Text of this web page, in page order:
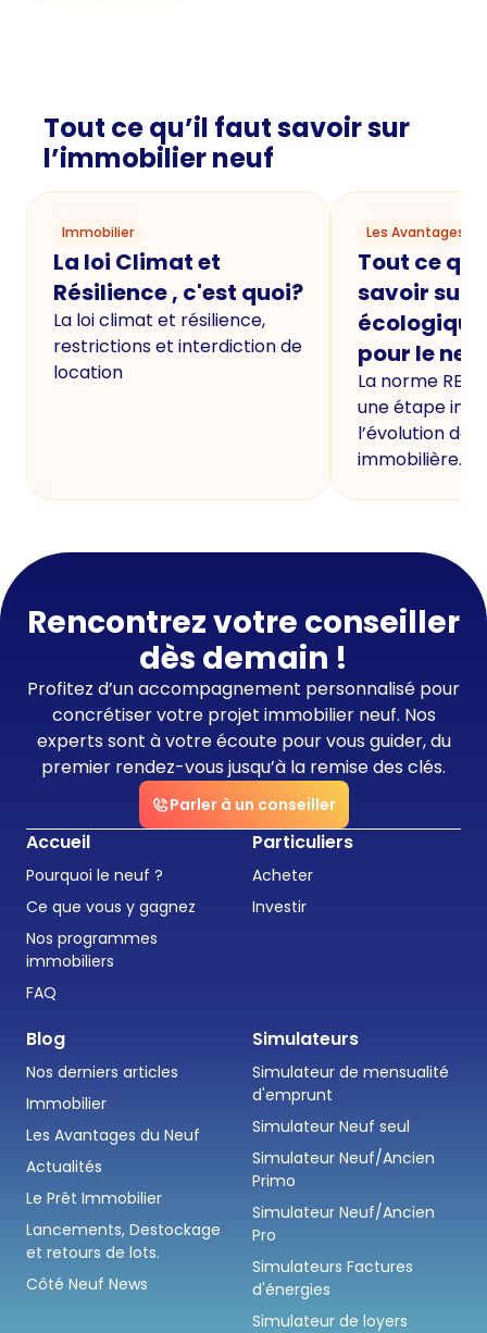
Tout ce qu’il faut savoir sur
l’immobilier neuf
Immobilier
La loi Climat et
Résilience , c'est quoi?
La loi climat et résilience,
restrictions et interdiction de
location
Les Avantages
Tout ce
savoir sur
écologique
pour le
La norme
une étape
l’évolution de
immobilière.
Rencontrez votre conseiller
dès demain !
Profitez d’un accompagnement personnalisé pour
concrétiser votre projet immobilier neuf. Nos
experts sont à votre écoute pour vous guider, du
premier rendez-vous jusqu’à la remise des clés.
Parler à un conseiller
Accueil
Pourquoi le neuf ?
Ce que vous y gagnez
Nos programmes
immobiliers
FAQ
Particuliers
Acheter
Investir
Blog
Nos derniers articles
Immobilier
Les Avantages du Neuf
Actualités
Le Prêt Immobilier
Lancements, Destockage
et retours de lots.
Côté Neuf News
Simulateurs
Simulateur de mensualité
d'emprunt
Simulateur Neuf seul
Simulateur Neuf/Ancien
Primo
Simulateur Neuf/Ancien
Pro
Simulateurs Factures
d'énergies
Simulateur de loyers